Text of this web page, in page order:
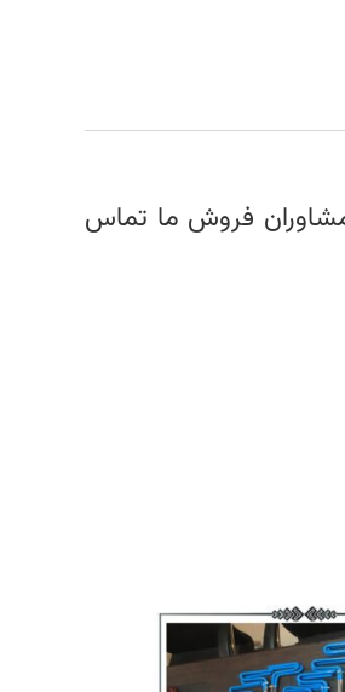
فروش ما تماس